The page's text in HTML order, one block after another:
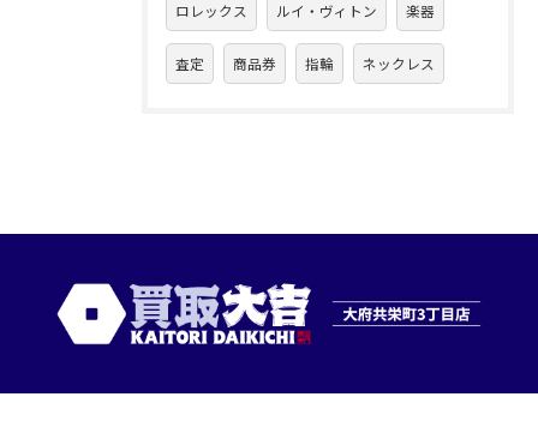
ロレックス ルイ・ヴィトン 楽器
査定 商品券 指輪 ネックレス